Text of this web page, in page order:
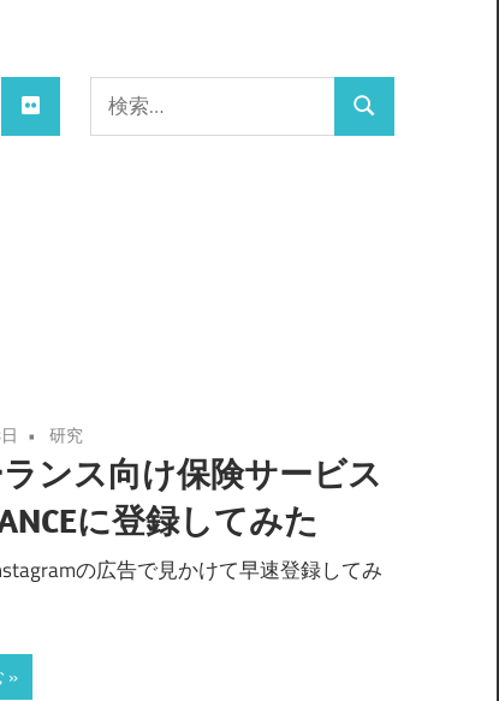
索:
検
研究
ンス向け保険サービス
に登録してみた
の広告で見かけて早速登録してみ